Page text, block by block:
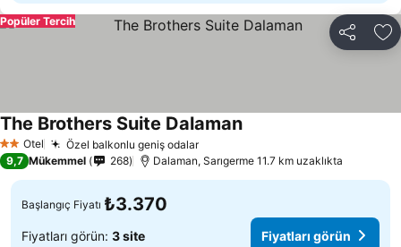
Paylaş
Popüler Tercih
2 Yıldız
Otel Özel balkonlu geniş odalar
The Brothers Suite Dalaman
9,7 Mükemmel 268 Dalaman, Sarıgerme 11.7 km uzaklıkta
Başlangıç Fiyatı ₺3.370
Fiyatları görün: 3 site Fiyatları görün